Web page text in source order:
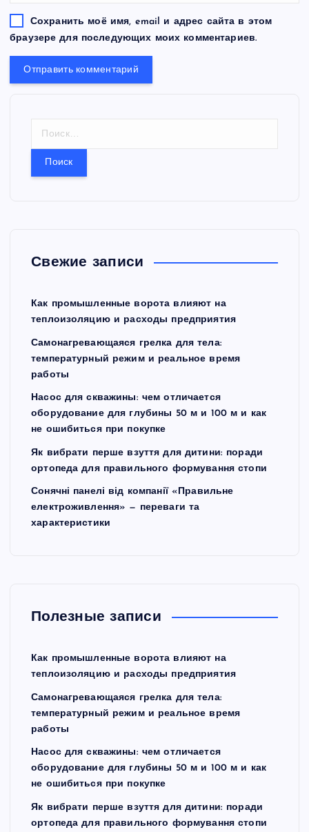
Сохранить моё имя, email и адрес сайта в этом
браузере для последующих моих комментариев.
Свежие записи
Как промышленные ворота влияют на
теплоизоляцию и расходы предприятия
Самонагревающаяся грелка для тела:
температурный режим и реальное время
работы
Насос для скважины: чем отличается
оборудование для глубины 50 м и 100 м и как
не ошибиться при покупке
Як вибрати перше взуття для дитини: поради
ортопеда для правильного формування стопи
Сонячні панелі від компанії «Правильне
електроживлення» — переваги та
характеристики
Полезные записи
Как промышленные ворота влияют на
теплоизоляцию и расходы предприятия
Самонагревающаяся грелка для тела:
температурный режим и реальное время
работы
Насос для скважины: чем отличается
оборудование для глубины 50 м и 100 м и как
не ошибиться при покупке
Як вибрати перше взуття для дитини: поради
ортопеда для правильного формування стопи